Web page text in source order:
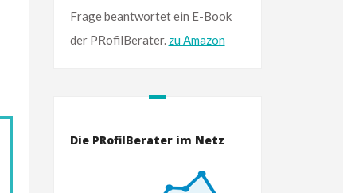
Frage beantwortet ein E-Book
der PRofilBerater. zu Amazon
Die PRofilBerater im Netz